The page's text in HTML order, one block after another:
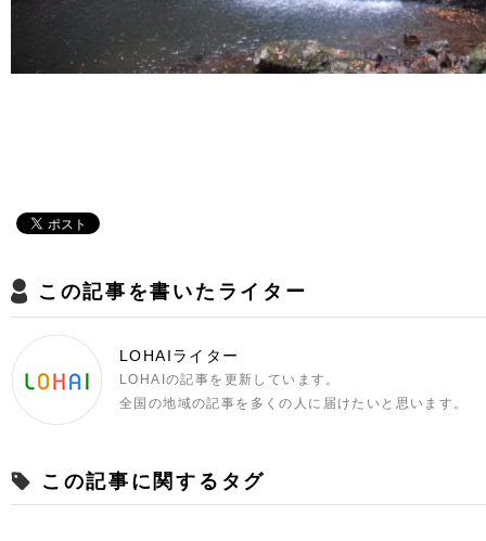
この記事を書いたライター
LOHAIライター
LOHAIの記事を更新しています。
全国の地域の記事を多くの人に届けたいと思います。
この記事に関するタグ